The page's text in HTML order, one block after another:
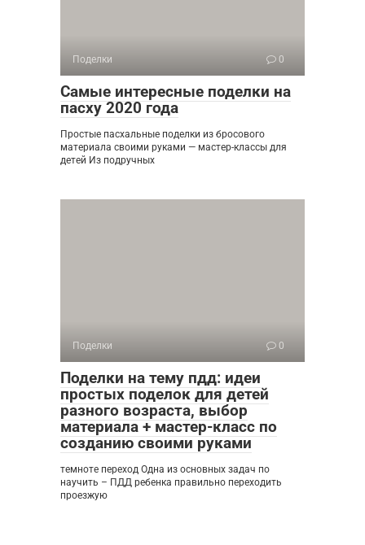
Поделки 0
Самые интересные поделки на
пасху 2020 года
Простые пасхальные поделки из бросового
материала своими руками — мастер-классы для
детей Из подручных
Поделки 0
Поделки на тему пдд: идеи
простых поделок для детей
разного возраста, выбор
материала + мастер-класс по
созданию своими руками
темноте переход Одна из основных задач по
научить – ПДД ребенка правильно переходить
проезжую